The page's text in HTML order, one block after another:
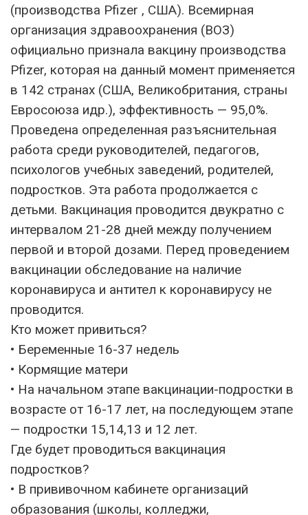
(производства Pfizer , США). Всемирная
организация здравоохранения (ВОЗ)
официально признала вакцину производства
Pfizer, которая на данный момент применяется
в 142 странах (США, Великобритания, страны
Евросоюза идр.), эффективность — 95,0%.
Проведена определенная разъяснительная
работа среди руководителей, педагогов,
психологов учебных заведений, родителей,
подростков. Эта работа продолжается с
детьми. Вакцинация проводится двукратно с
интервалом 21-28 дней между получением
первой и второй дозами. Перед проведением
вакцинации обследование на наличие
коронавируса и антител к коронавирусу не
проводится.
Кто может привиться?
• Беременные 16-37 недель
• Кормящие матери
• На начальном этапе вакцинации-подростки в
возрасте от 16-17 лет, на последующем этапе
— подростки 15,14,13 и 12 лет.
Где будет проводиться вакцинация
подростков?
• В прививочном кабинете организаций
образования (школы, колледжи,